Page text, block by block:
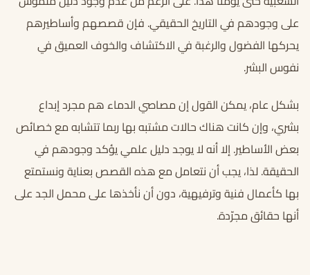
على وجودهم في التاريخ الحقيقي. فإن قصصهم وأساطيرهم
يحركها الفضول والرغبة في الاكتشاف والخوف العميق في
نفوس البشر.
بشكل عام، يمكن القول إن مصاصي الدماء هم مجرد إبداع
بشري، وإن كانت هناك حالات مشتبه بها ربما تتشابه مع خصائص
بعض الأساطير. إلا أنه لا يوجد دليل علمي يؤكد وجودهم في
الحقيقة. لذا، يجب أن نتعامل مع هذه القصص بعناية ونستمتع
بها كأعمال فنية وترفيهية، دون أن نأخذها على محمل الجد على
أنها حقائق مجرّدة.